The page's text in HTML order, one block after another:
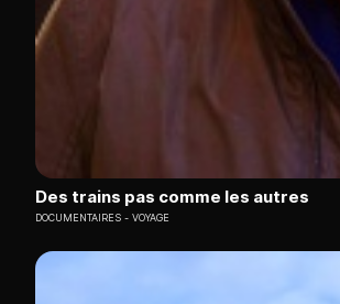
Des trains pas comme les autres
DOCUMENTAIRES VOYAGE